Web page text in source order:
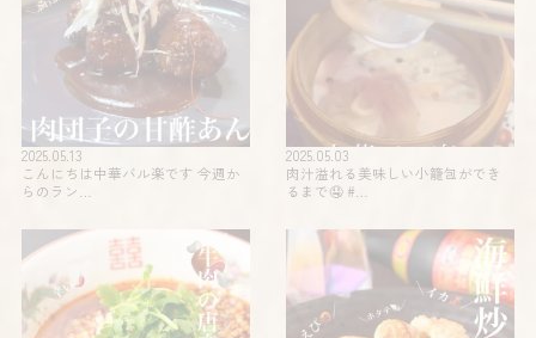
2025.05.13
こんにちは中華バル楽です 今週か
らのラン…
2025.05.03
肉汁溢れる美味しい小籠包ができ
るまで🤤 #…